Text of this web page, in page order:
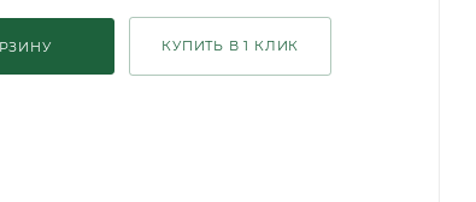
КУПИТЬ В 1 КЛИК